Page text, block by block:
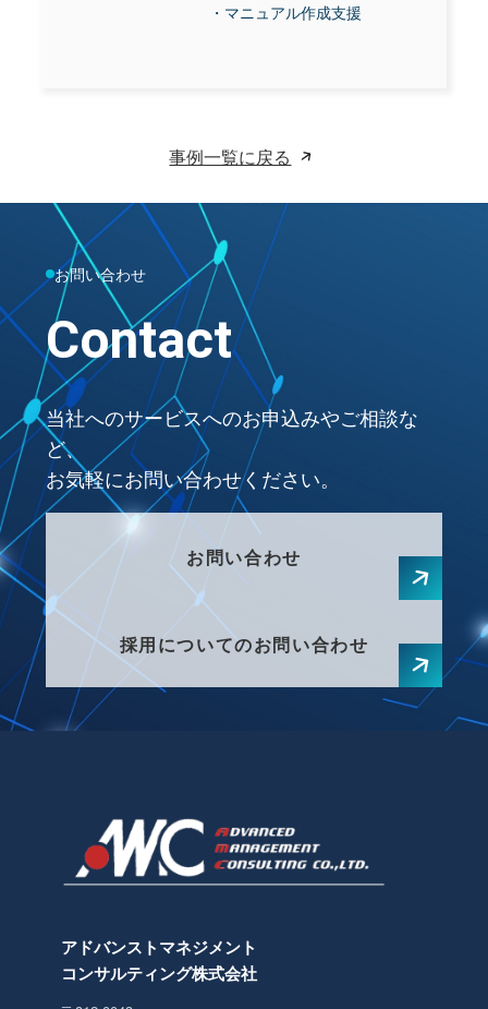
・マニュアル作成支援
事例一覧に戻る
お問い合わせ
Contact
当社へのサービスへのお申込みやご相談な
ど、
お気軽にお問い合わせください。
お問い合わせ
採用についてのお問い合わせ
アドバンストマネジメント
コンサルティング株式会社